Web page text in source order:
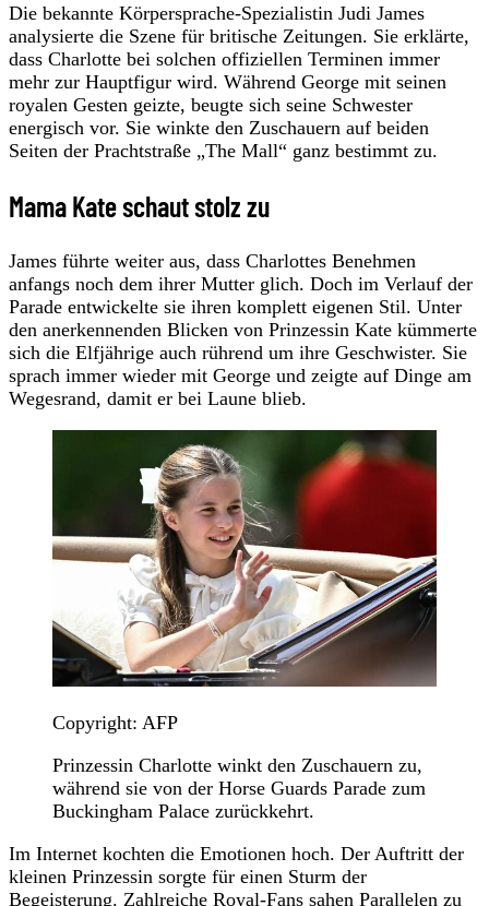
Die bekannte Körpersprache-Spezialistin Judi James
analysierte die Szene für britische Zeitungen. Sie erklärte,
dass Charlotte bei solchen offiziellen Terminen immer
mehr zur Hauptfigur wird. Während George mit seinen
royalen Gesten geizte, beugte sich seine Schwester
energisch vor. Sie winkte den Zuschauern auf beiden
Seiten der Prachtstraße „The Mall“ ganz bestimmt zu.
Mama Kate schaut stolz zu
James führte weiter aus, dass Charlottes Benehmen
anfangs noch dem ihrer Mutter glich. Doch im Verlauf der
Parade entwickelte sie ihren komplett eigenen Stil. Unter
den anerkennenden Blicken von Prinzessin Kate kümmerte
sich die Elfjährige auch rührend um ihre Geschwister. Sie
sprach immer wieder mit George und zeigte auf Dinge am
Wegesrand, damit er bei Laune blieb.
Copyright: AFP
Prinzessin Charlotte winkt den Zuschauern zu,
während sie von der Horse Guards Parade zum
Buckingham Palace zurückkehrt.
Im Internet kochten die Emotionen hoch. Der Auftritt der
kleinen Prinzessin sorgte für einen Sturm der
Begeisterung. Zahlreiche Royal-Fans sahen Parallelen zu